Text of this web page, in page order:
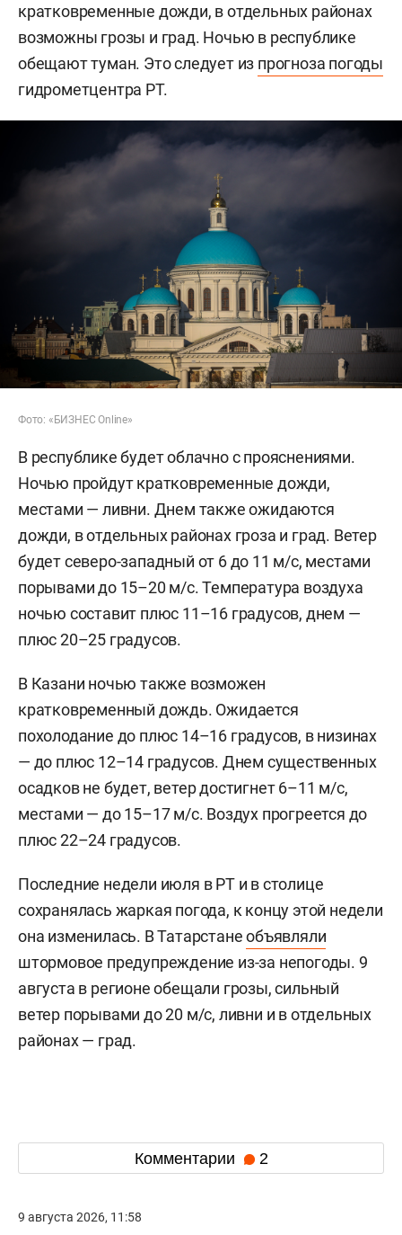
кратковременные дожди, в отдельных районах
возможны грозы и град. Ночью в республике
обещают туман. Это следует из прогноза погоды
гидрометцентра РТ.
Фото: «БИЗНЕС Online»
В республике будет облачно с прояснениями.
Ночью пройдут кратковременные дожди,
местами — ливни. Днем также ожидаются
дожди, в отдельных районах гроза и град. Ветер
будет северо-западный от 6 до 11 м/с, местами
порывами до 15–20 м/с. Температура воздуха
ночью составит плюс 11–16 градусов, днем —
плюс 20–25 градусов.
В Казани ночью также возможен
кратковременный дождь. Ожидается
похолодание до плюс 14–16 градусов, в низинах
— до плюс 12–14 градусов. Днем существенных
осадков не будет, ветер достигнет 6–11 м/c,
местами — до 15–17 м/с. Воздух прогреется до
плюс 22–24 градусов.
Последние недели июля в РТ и в столице
сохранялась жаркая погода, к концу этой недели
она изменилась. В Татарстанеобъявляли
штормовое предупреждение из-за непогоды. 9
августа в регионе обещали грозы, сильный
ветер порывами до 20 м/с, ливни и в отдельных
районах — град.
Комментарии 2
9 августа 2026, 11:58